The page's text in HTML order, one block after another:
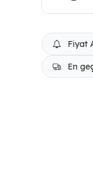
Fiyat
En